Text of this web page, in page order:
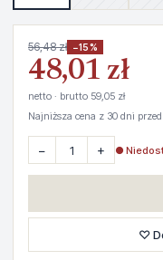
56,48 zł −15%
48,01 zł
netto · brutto 59,05 zł
Najniższa cena z 30 dni
− + ●
♡